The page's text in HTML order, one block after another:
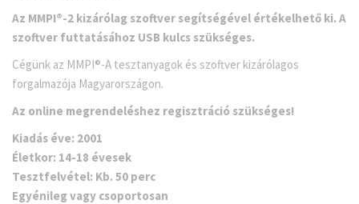
Az MMPI®-2 kizárólag szoftver segítségével értékelhető ki. A
szoftver futtatásához USB kulcs szükséges.
Cégünk az MMPI®-A tesztanyagok és szoftver kizárólagos
forgalmazója Magyarországon.
Az online megrendeléshez regisztráció szükséges!
Kiadás éve: 2001
Életkor: 14-18 évesek
Tesztfelvétel: Kb. 50 perc
Egyénileg vagy csoportosan